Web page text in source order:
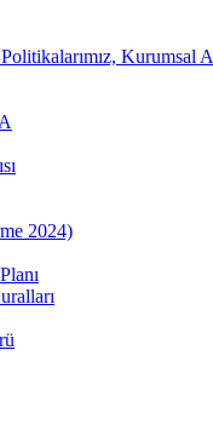
Kurumsal
2024)